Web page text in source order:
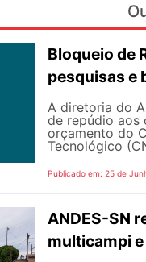
Bloqueio de
pesquisas e
A diretoria do
de repúdio aos
orçamento do
Tecnológico
Publicado em: 25 de
ANDES-SN
multicampi